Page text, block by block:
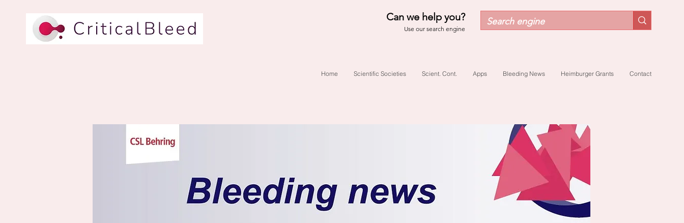
Can we help you?
Use our search engine
Home Scientific Societies Scient. Cont. Apps Bleeding News Heimburger Grants Contact